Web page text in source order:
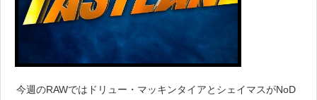
今週のRAWではドリュー・マッキンタイアとシェイマスがNoD